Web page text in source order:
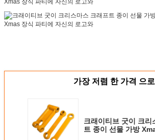
가장 저렴 한 가격 으로
크래이티브 굿이 크리
트 종이 선물 가방